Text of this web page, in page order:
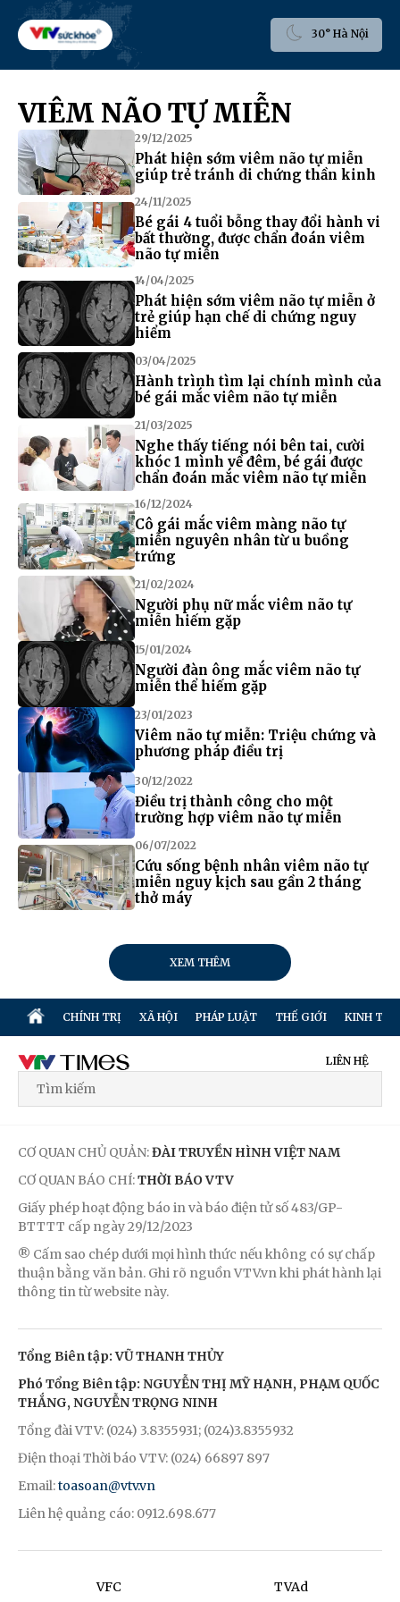
30° Hà Nội
VIÊM NÃO TỰ MIỄN
29/12/2025
Phát hiện sớm viêm não tự miễn
giúp trẻ tránh di chứng thần kinh
24/11/2025
Bé gái 4 tuổi bỗng thay đổi hành vi
bất thường, được chẩn đoán viêm
não tự miễn
14/04/2025
Phát hiện sớm viêm não tự miễn ở
trẻ giúp hạn chế di chứng nguy
hiểm
03/04/2025
Hành trình tìm lại chính mình của
bé gái mắc viêm não tự miễn
21/03/2025
Nghe thấy tiếng nói bên tai, cười
khóc 1 mình về đêm, bé gái được
chẩn đoán mắc viêm não tự miễn
16/12/2024
Cô gái mắc viêm màng não tự
miễn nguyên nhân từ u buồng
trứng
21/02/2024
Người phụ nữ mắc viêm não tự
miễn hiếm gặp
15/01/2024
Người đàn ông mắc viêm não tự
miễn thể hiếm gặp
23/01/2023
Viêm não tự miễn: Triệu chứng và
phương pháp điều trị
30/12/2022
Điều trị thành công cho một
trường hợp viêm não tự miễn
06/07/2022
Cứu sống bệnh nhân viêm não tự
miễn nguy kịch sau gần 2 tháng
thở máy
XEM THÊM
CHÍNH TRỊ XÃ HỘI PHÁP LUẬT THẾ GIỚI KINH TẾ
LIÊN HỆ
CƠ QUAN CHỦ QUẢN:ĐÀI TRUYỀN HÌNH VIỆT NAM
CƠ QUAN BÁO CHÍ:THỜI BÁO VTV
Giấy phép hoạt động báo in và báo điện tử số 483/GP-
BTTTT cấp ngày 29/12/2023
® Cấm sao chép dưới mọi hình thức nếu không có sự chấp
thuận bằng văn bản. Ghi rõ nguồn VTV.vn khi phát hành lại
thông tin từ website này.
Tổng Biên tập: VŨ THANH THỦY
Phó Tổng Biên tập: NGUYỄN THỊ MỸ HẠNH, PHẠM QUỐC
THẮNG, NGUYỄN TRỌNG NINH
Tổng đài VTV: (024) 3.8355931; (024)3.8355932
Điện thoại Thời báo VTV: (024) 66897 897
Email:toasoan@vtv.vn
Liên hệ quảng cáo: 0912.698.677
VFC TVAd